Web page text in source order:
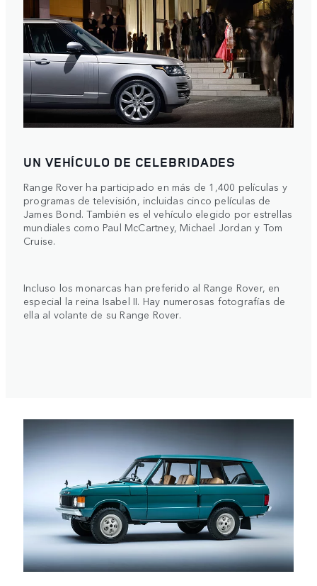
UN VEHÍCULO DE CELEBRIDADES
Range Rover ha participado en más de 1,400 películas y
programas de televisión, incluidas cinco películas de
James Bond. También es el vehículo elegido por estrellas
mundiales como Paul McCartney, Michael Jordan y Tom
Cruise.
Incluso los monarcas han preferido al Range Rover, en
especial la reina Isabel II. Hay numerosas fotografías de
ella al volante de su Range Rover.